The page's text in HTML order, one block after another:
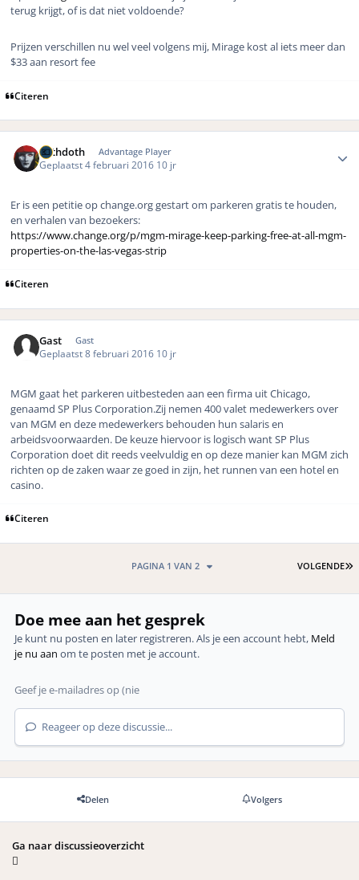
terug krijgt, of is dat niet voldoende?
Prijzen verschillen nu wel veel volgens mij, Mirage kost al iets meer dan
$33 aan resort fee
Citeren
bethdoth Advantage Player
Geplaatst4 februari 2016 10 jr
Er is een petitie op change.org gestart om parkeren gratis te houden,
en verhalen van bezoekers:
https://www.change.org/p/mgm-mirage-keep-parking-free-at-all-mgm-
properties-on-the-las-vegas-strip
Citeren
Gast Gast
Geplaatst8 februari 2016 10 jr
MGM gaat het parkeren uitbesteden aan een firma uit Chicago,
genaamd SP Plus Corporation.Zij nemen 400 valet medewerkers over
van MGM en deze medewerkers behouden hun salaris en
arbeidsvoorwaarden. De keuze hiervoor is logisch want SP Plus
Corporation doet dit reeds veelvuldig en op deze manier kan MGM zich
richten op de zaken waar ze goed in zijn, het runnen van een hotel en
casino.
Citeren
VOLGENDE
PAGINA 1 VAN 2
Doe mee aan het gesprek
Je kunt nu posten en later registreren. Als je een account hebt, Meld
je nu aan om te posten met je account.
Reageer op deze discussie...
Delen Volgers
Ga naar discussieoverzicht